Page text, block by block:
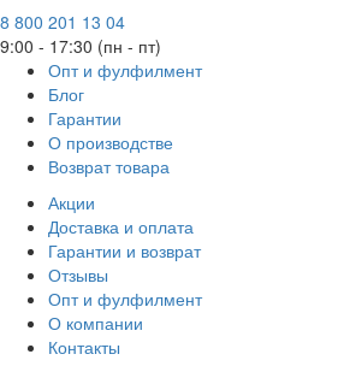
8 800 201 13 04
9:00 - 17:30 (пн - пт)
Опт и фулфилмент
Блог
Гарантии
О производстве
Возврат товара
Акции
Доставка и оплата
Гарантии и возврат
Отзывы
Опт и фулфилмент
О компании
Контакты